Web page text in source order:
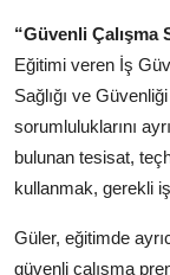
“Güvenli
Eğitimi veren İş
Sağlığı ve
sorumluluklarını
bulunan tesisat,
kullanmak, gerekli
Güler, eğitimde
güvenli çalışma